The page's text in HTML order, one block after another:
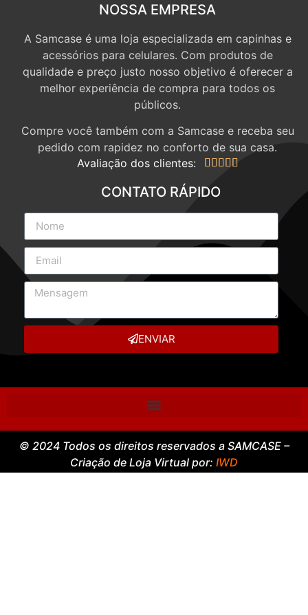
NOSSA EMPRESA
A Samcase é uma loja especializada em capinhas e
acessórios para celulares. Com produtos de
qualidade e preço justo nosso objetivo é oferecer a
melhor experiência de compra para todos os
públicos.
Compre você também com a Samcase e receba seu
pedido com rapidez no conforto de sua casa.
Avaliação dos clientes:
    
CONTATO RÁPIDO
ENVIAR
© 2024 Todos os direitos reservados a SAMCASE –
Criação de Loja Virtual por: IWD